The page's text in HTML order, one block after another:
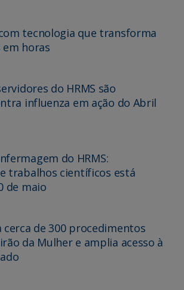
tecnologia que transforma
horas
do HRMS são
influenza em ação do Abril
do HRMS:
trabalhos científicos está
de maio
cerca de 300 procedimentos
da Mulher e amplia acesso à